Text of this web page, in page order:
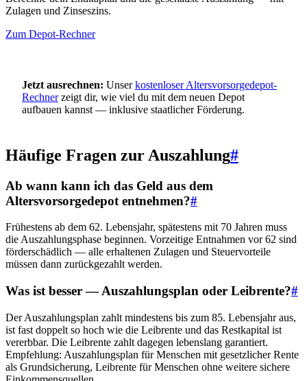
Zulagen und Zinseszins.
Zum Depot-Rechner
Jetzt ausrechnen: Unserkostenloser Altersvorsorgedepot-
Rechnerzeigt dir, wie viel du mit dem neuen Depot
aufbauen kannst — inklusive staatlicher Förderung.
Häufige Fragen zur Auszahlung#
Ab wann kann ich das Geld aus dem
Altersvorsorgedepot entnehmen?#
Frühestens ab dem 62. Lebensjahr, spätestens mit 70 Jahren muss
die Auszahlungsphase beginnen. Vorzeitige Entnahmen vor 62 sind
förderschädlich — alle erhaltenen Zulagen und Steuervorteile
müssen dann zurückgezahlt werden.
Was ist besser — Auszahlungsplan oder Leibrente?#
Der Auszahlungsplan zahlt mindestens bis zum 85. Lebensjahr aus,
ist fast doppelt so hoch wie die Leibrente und das Restkapital ist
vererbbar. Die Leibrente zahlt dagegen lebenslang garantiert.
Empfehlung: Auszahlungsplan für Menschen mit gesetzlicher Rente
als Grundsicherung, Leibrente für Menschen ohne weitere sichere